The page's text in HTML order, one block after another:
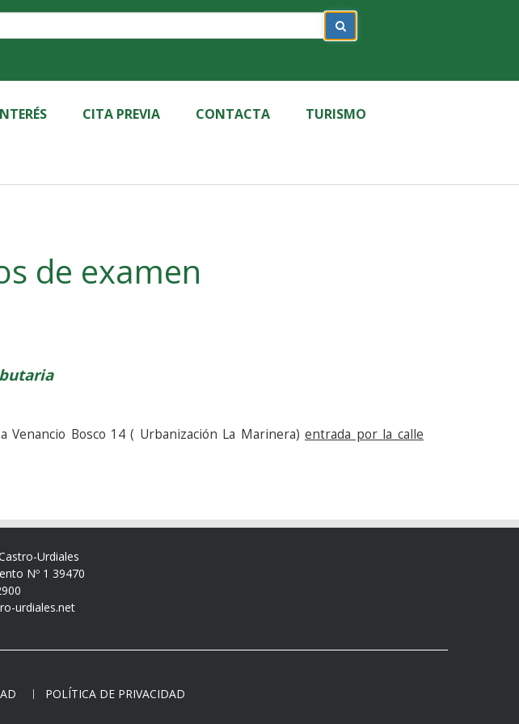
CITA PREVIA CONTACTA TURISMO
de examen
Venancio Bosco 14 ( Urbanización La Marinera) entrada por la calle
Urdiales
Nº 1 39470
urdiales.net
POLÍTICA DE PRIVACIDAD